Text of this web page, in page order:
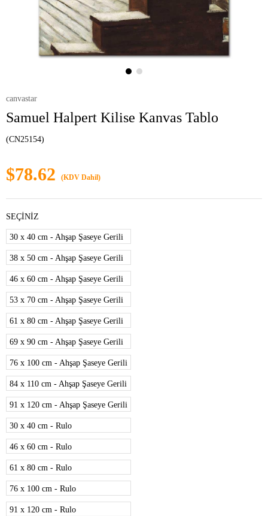
canvastar
Samuel Halpert Kilise Kanvas Tablo
(CN25154)
$78.62 (KDV Dahil)
SEÇİNİZ
30 x 40 cm - Ahşap Şaseye Gerili
38 x 50 cm - Ahşap Şaseye Gerili
46 x 60 cm - Ahşap Şaseye Gerili
53 x 70 cm - Ahşap Şaseye Gerili
61 x 80 cm - Ahşap Şaseye Gerili
69 x 90 cm - Ahşap Şaseye Gerili
76 x 100 cm - Ahşap Şaseye Gerili
84 x 110 cm - Ahşap Şaseye Gerili
91 x 120 cm - Ahşap Şaseye Gerili
30 x 40 cm - Rulo
46 x 60 cm - Rulo
61 x 80 cm - Rulo
76 x 100 cm - Rulo
91 x 120 cm - Rulo